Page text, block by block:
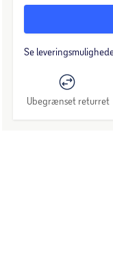
Se
Ubegrænset returret